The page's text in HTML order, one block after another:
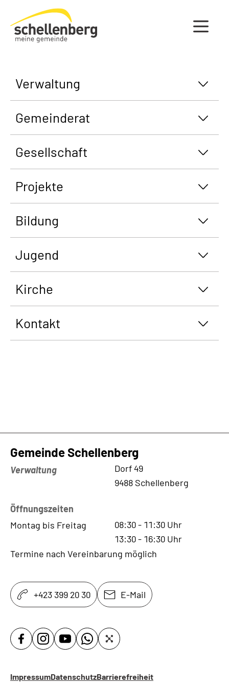
Gemeinde Schellenberg Startseite
Verwaltung
Gemeinderat
Gesellschaft
Projekte
Bildung
Jugend
Kirche
Kontakt
Gemeinde Schellenberg
Verwaltung
Dorf 49
9488 Schellenberg
Öffnungszeiten
Montag bis Freitag
08:30- 11:30 Uhr
13:30- 16:30 Uhr
Termine nach Vereinbarung möglich
+423 399 20 30 E-Mail
ImpressumDatenschutzBarrierefreiheit